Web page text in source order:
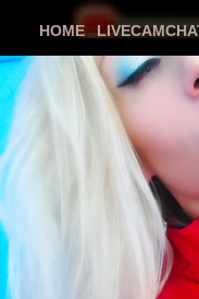
HOME